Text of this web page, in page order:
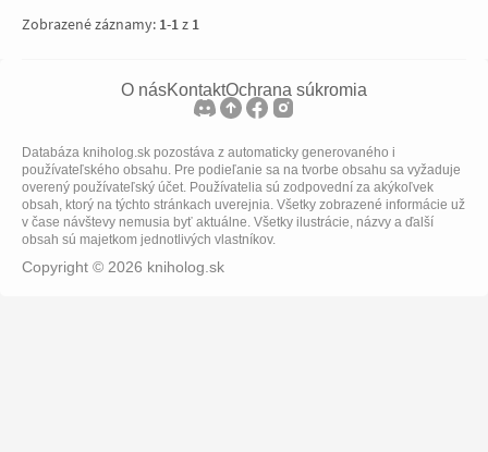
Zobrazené záznamy: 1-1z 1
O násKontaktOchrana súkromia
Databáza kniholog.sk pozostáva z automaticky generovaného i
používateľského obsahu. Pre podieľanie sa na tvorbe obsahu sa vyžaduje
overený používateľský účet. Používatelia sú zodpovední za akýkoľvek
obsah, ktorý na týchto stránkach uverejnia. Všetky zobrazené informácie už
v čase návštevy nemusia byť aktuálne. Všetky ilustrácie, názvy a ďalší
obsah sú majetkom jednotlivých vlastníkov.
Copyright © 2026 kniholog.sk